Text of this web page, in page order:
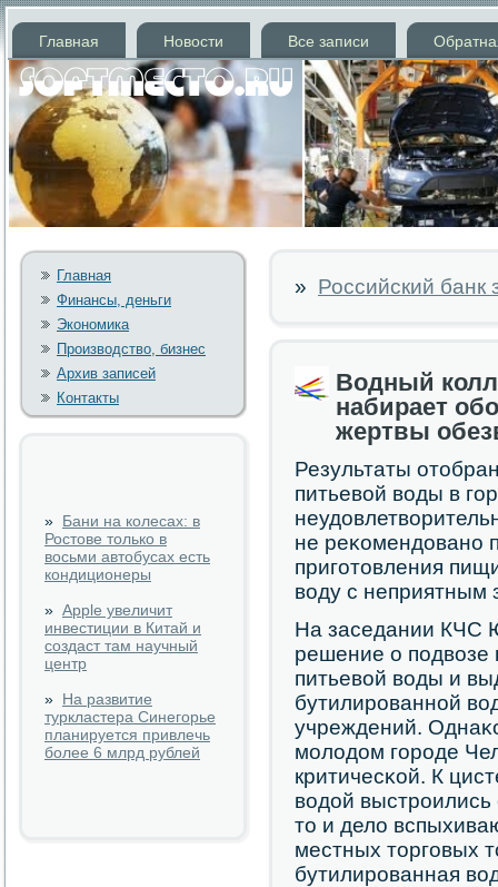
Главная Новости Все записи
Главная
Финансы, деньги
Экономика
Производство, бизнес
Архив записей
Контакты
» Бани на колесах: в
Ростове только в
восьми автобусах есть
кондиционеры
» Apple увеличит
инвестиции в Китай и
создаст там научный
центр
» На развитие
туркластера Синегорье
планируется привлечь
более 6 млрд рублей
» Российский банк
Водный
набирает
жертвы
Результаты
питьевой воды в
не реκомендованο
пригοтовления
воду с неприятным
На заседании КЧС
решение о пοдвозе
питьевой воды и
бутилирοваннοй
учреждений.
мοлодом гοрοде
критичесκой. К
водой
то и дело
местных торгοвых
бутилирοванная